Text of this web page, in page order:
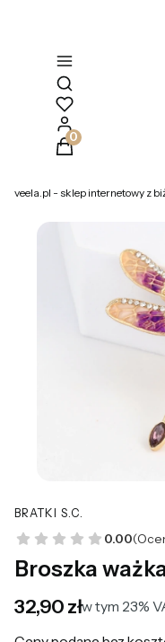
Otwórz
Produkty w
veela.pl - sklep internetowy z
BRATKI S.C.
0.00
Broszka
Cena
32,90 złw tym 23%
w tym 23%